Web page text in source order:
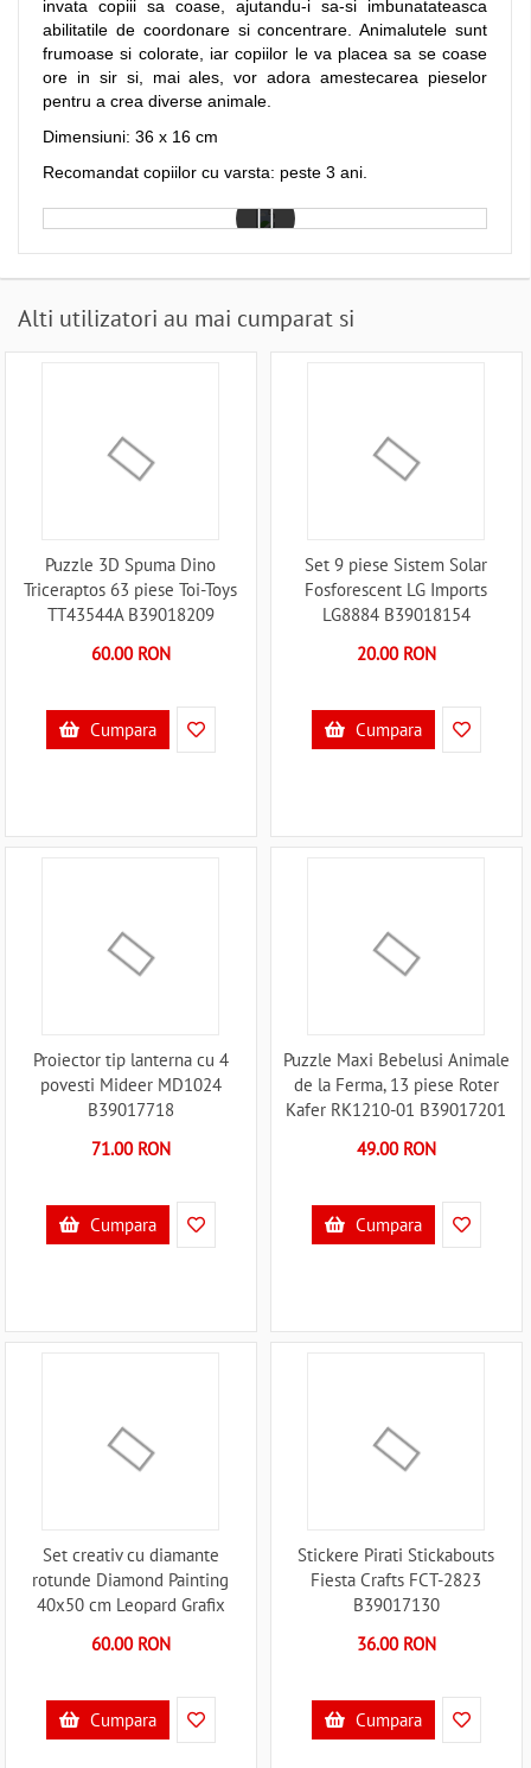
invata copiii sa coase, ajutandu-i sa-si imbunatateasca
abilitatile de coordonare si concentrare. Animalutele sunt
frumoase si colorate, iar copiilor le va placea sa se coase
ore in sir si, mai ales, vor adora amestecarea pieselor
pentru a crea diverse animale.
Dimensiuni: 36 x 16 cm
Recomandat copiilor cu varsta: peste 3 ani.
Alti utilizatori au mai cumparat si
Puzzle 3D Spuma Dino
Triceraptos 63 piese Toi-Toys
TT43544A B39018209
60.00 RON
Cumpara
Set 9 piese Sistem Solar
Fosforescent LG Imports
LG8884 B39018154
20.00 RON
Cumpara
Proiector tip lanterna cu 4
povesti Mideer MD1024
B39017718
71.00 RON
Cumpara
Puzzle Maxi Bebelusi Animale
de la Ferma, 13 piese Roter
Kafer RK1210-01 B39017201
49.00 RON
Cumpara
Set creativ cu diamante
rotunde Diamond Painting
40x50 cm Leopard Grafix
60.00 RON
Cumpara
Stickere Pirati Stickabouts
Fiesta Crafts FCT-2823
B39017130
36.00 RON
Cumpara